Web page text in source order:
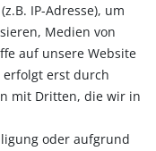
IP-Adresse), um
Medien von
auf unsere Website
erfolgt erst durch
mit Dritten, die wir in
oder aufgrund